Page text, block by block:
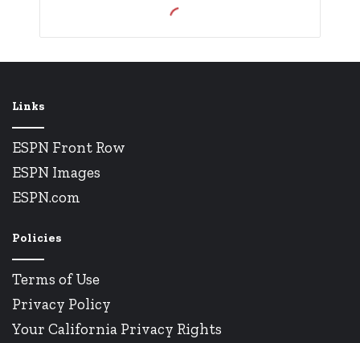
Links
ESPN Front Row
ESPN Images
ESPN.com
Policies
Terms of Use
Privacy Policy
Your California Privacy Rights